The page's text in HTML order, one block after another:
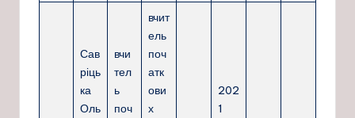
Сав
ріць
ка
Оль
вчи
тел
ь
поч
вчит
ель
поч
атк
ови
х
202
1